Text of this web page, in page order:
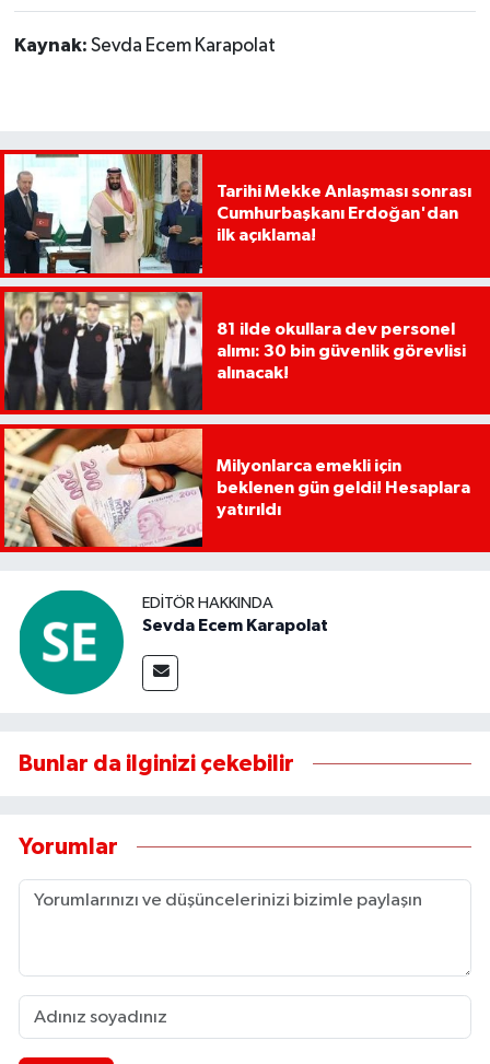
Kaynak: Sevda Ecem Karapolat
Tarihi Mekke Anlaşması sonrası
Cumhurbaşkanı Erdoğan'dan
ilk açıklama!
81 ilde okullara dev personel
alımı: 30 bin güvenlik görevlisi
alınacak!
Milyonlarca emekli için
beklenen gün geldi! Hesaplara
yatırıldı
EDITÖR HAKKINDA
Sevda Ecem Karapolat
Bunlar da ilginizi çekebilir
Yorumlar